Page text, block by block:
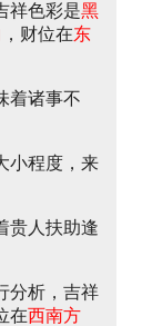
祥色彩是黑
，财位在东
着诸事不
小程度，来
贵人扶助逢
分析，吉祥
在西南方